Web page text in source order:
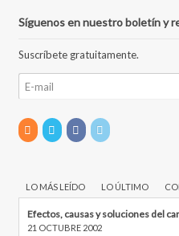
Síguenos en nuestro boletín y
Suscríbete gratuitamente.
LO MÁS LEÍDO LO ÚLTIMO
Efectos, causas y soluciones del
21 OCTUBRE 2002